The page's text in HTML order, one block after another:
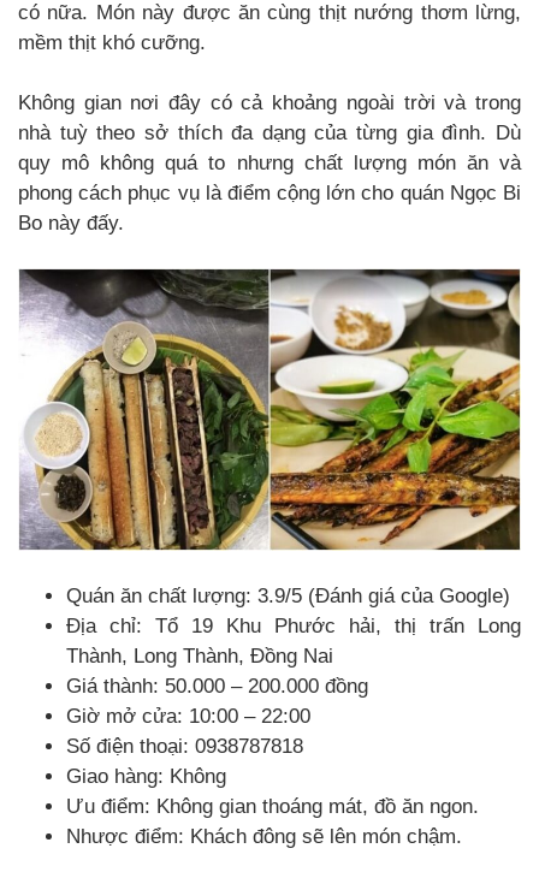
có nữa. Món này được ăn cùng thịt nướng thơm lừng,
mềm thịt khó cưỡng.
Không gian nơi đây có cả khoảng ngoài trời và trong
nhà tuỳ theo sở thích đa dạng của từng gia đình. Dù
quy mô không quá to nhưng chất lượng món ăn và
phong cách phục vụ là điểm cộng lớn cho quán Ngọc Bi
Bo này đấy.
Quán ăn chất lượng: 3.9/5 (Đánh giá của Google)
Địa chỉ: Tổ 19 Khu Phước hải, thị trấn Long
Thành, Long Thành, Đồng Nai
Giá thành: 50.000 – 200.000 đồng
Giờ mở cửa: 10:00 – 22:00
Số điện thoại: 0938787818
Giao hàng: Không
Ưu điểm: Không gian thoáng mát, đồ ăn ngon.
Nhược điểm: Khách đông sẽ lên món chậm.